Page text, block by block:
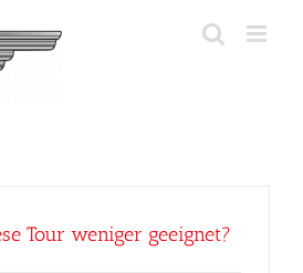
Tour weniger geeignet?